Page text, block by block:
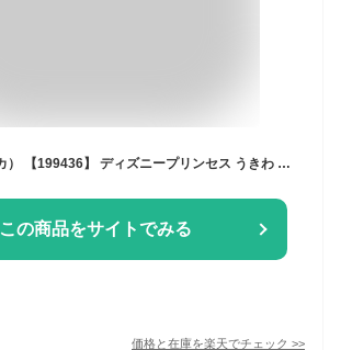
MARUKA（マルカ） 【199436】 ディズニープリンセス うきわ 60cm Disney princess float ディズニー キッズ こども 浮き輪 ピンク 女の子
この商品をサイトでみる
価格と在庫を楽天でチェック >>